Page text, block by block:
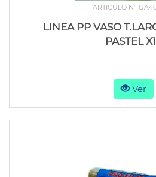
ARTICULO N°
LINEA PP VASO
PASTEL
Ver